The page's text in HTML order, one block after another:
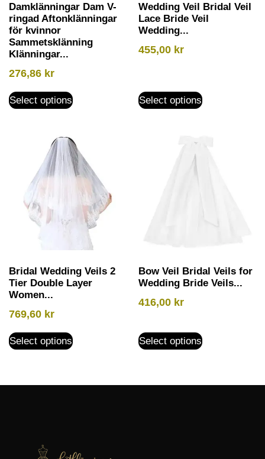
Damklänningar Dam V-
ringad Aftonklänningar
för kvinnor
Sammetsklänning
Klänningar...
276,86 kr
Select options
Wedding Veil Bridal Veil
Lace Bride Veil
Wedding...
455,00 kr
Select options
Bridal Wedding Veils 2
Tier Double Layer
Women...
769,60 kr
Select options
Bow Veil Bridal Veils for
Wedding Bride Veils...
416,00 kr
Select options